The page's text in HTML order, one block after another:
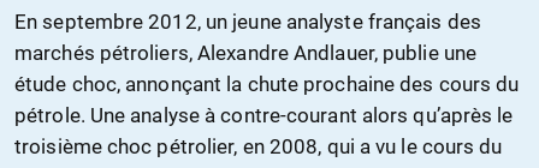
En septembre 2012, un jeune analyste français des
marchés pétroliers, Alexandre Andlauer, publie une
étude choc, annonçant la chute prochaine des cours du
pétrole. Une analyse à contre-courant alors qu’après le
troisième choc pétrolier, en 2008, qui a vu le cours du